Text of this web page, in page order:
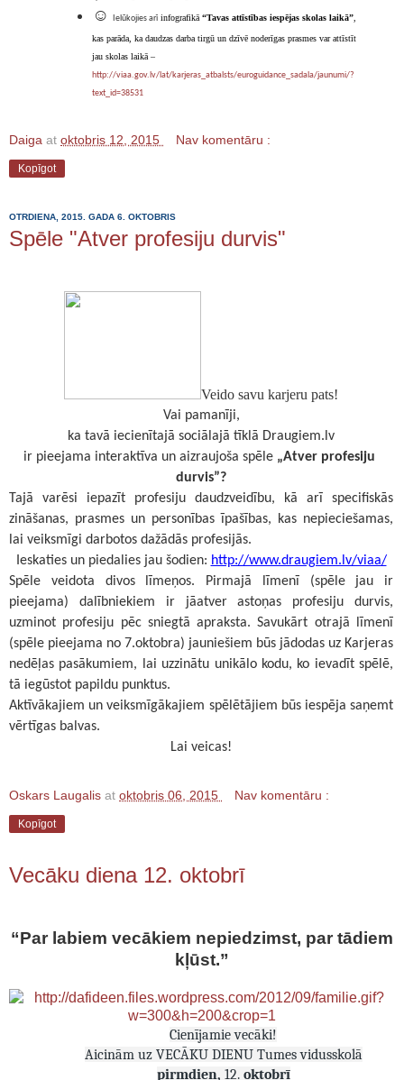
☺ Ielūkojies arī infografikā “Tavas attīstības iespējas skolas laikā”,
kas parāda, ka daudzas darba tirgū un dzīvē noderīgas prasmes var attīstīt
jau skolas laikā –
http://viaa.gov.lv/lat/karjeras_atbalsts/euroguidance_sadala/jaunumi/?
text_id=38531
Daiga at oktobris 12, 2015 Nav komentāru :
Kopīgot
OTRDIENA, 2015. GADA 6. OKTOBRIS
Spēle "Atver profesiju durvis"
Veido savu karjeru pats!
Vai pamanīji,
ka tavā iecienītajā sociālajā tīklā Draugiem.lv
ir pieejama interaktīva un aizraujoša spēle „Atver profesiju
durvis”?
Tajā varēsi iepazīt profesiju daudzveidību, kā arī specifiskās
zināšanas, prasmes un personības īpašības, kas nepieciešamas,
lai veiksmīgi darbotos dažādās profesijās.
Ieskaties un piedalies jau šodien: http://www.draugiem.lv/viaa/
Spēle veidota divos līmeņos. Pirmajā līmenī (spēle jau ir
pieejama) dalībniekiem ir jāatver astoņas profesiju durvis,
uzminot profesiju pēc sniegtā apraksta. Savukārt otrajā līmenī
(spēle pieejama no 7.oktobra) jauniešiem būs jādodas uz Karjeras
nedēļas pasākumiem, lai uzzinātu unikālo kodu, ko ievadīt spēlē,
tā iegūstot papildu punktus.
Aktīvākajiem un veiksmīgākajiem spēlētājiem būs iespēja saņemt
vērtīgas balvas.
Lai veicas!
Oskars Laugalis at oktobris 06, 2015 Nav komentāru :
Kopīgot
Vecāku diena 12. oktobrī
“Par labiem vecākiem nepiedzimst, par tādiem
kļūst.”
Cienījamie vecāki!
Aicinām uz VECĀKU DIENU Tumes vidusskolā
pirmdien, 12. oktobrī